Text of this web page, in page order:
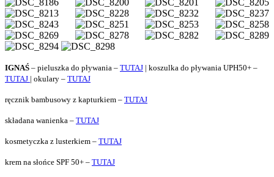
IGNAŚ – pieluszka do pływania – TUTAJ | koszulka do pływania UPH50+ –
TUTAJ | okulary – TUTAJ
ręcznik bambusowy z kapturkiem – TUTAJ
składana wanienka – TUTAJ
kosmetyczka z lusterkiem – TUTAJ
krem na słońce SPF 50+ – TUTAJ